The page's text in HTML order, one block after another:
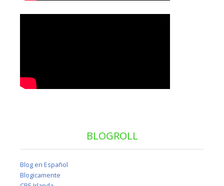
BLOGROLL
Blog en Español
Blogicamente